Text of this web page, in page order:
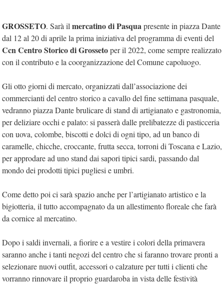
GROSSETO. Sarà il mercatino di Pasquapresente in piazza Dante
dal 12 al 20 di aprile la prima iniziativa del programma di eventi del
Ccn Centro Storico di Grossetoper il 2022, come sempre realizzato
con il contributo e la coorganizzazione del Comune capoluogo.
Gli otto giorni di mercato, organizzati dall’associazione dei
commercianti del centro storico a cavallo del fine settimana pasquale,
vedranno piazza Dante brulicare di stand di artigianato e gastronomia,
per deliziare occhi e palato: si passerà dalle prelibatezze di pasticceria
con uova, colombe, biscotti e dolci di ogni tipo, ad un banco di
caramelle, chicche, croccante, frutta secca, torroni di Toscana e Lazio,
per approdare ad uno stand dai sapori tipici sardi, passando dal
mondo dei prodotti tipici pugliesi e umbri.
Come detto poi ci sarà spazio anche per l’artigianato artistico e la
bigiotteria, il tutto accompagnato da un allestimento floreale che farà
da cornice al mercatino.
Dopo i saldi invernali, a fiorire e a vestire i colori della primavera
saranno anche i tanti negozi del centro che si faranno trovare pronti a
selezionare nuovi outfit, accessori o calzature per tutti i clienti che
vorranno rinnovare il proprio guardaroba in vista delle festività